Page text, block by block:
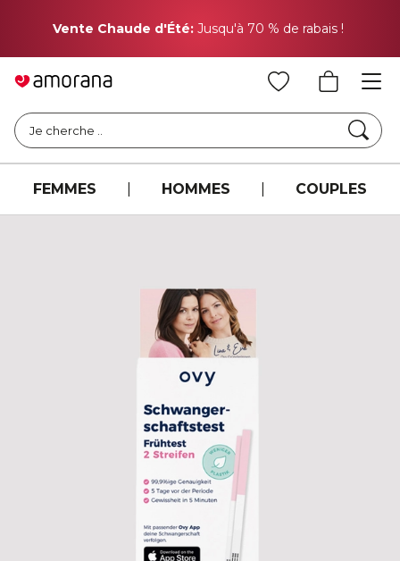
Vente Chaude d'Été: Jusqu'à 70 % de rabais !
Je cherche ..
FEMMES HOMMES COUPLES